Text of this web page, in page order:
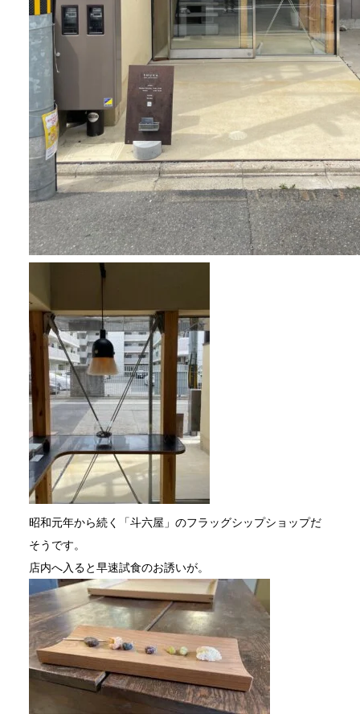
昭和元年から続く「斗六屋」のフラッグシップショップだ
そうです。
店内へ入ると早速試食のお誘いが。